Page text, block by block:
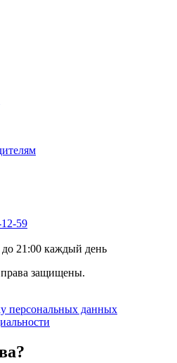
59
до 21:00 каждый день
защищены.
персональных данных